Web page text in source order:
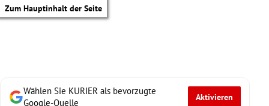
Zum Hauptinhalt der Seite
Wählen Sie KURIER als bevorzugte
Google-Quelle
Aktivieren